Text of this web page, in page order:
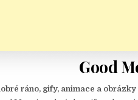
Good
ráno, gify, animace a